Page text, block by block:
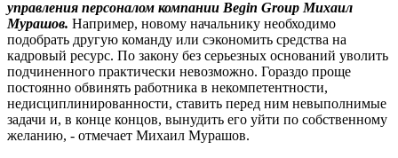
управления персоналом компании Begin Group Михаил
Мурашов. Например, новому начальнику необходимо
подобрать другую команду или сэкономить средства на
кадровый ресурс. По закону без серьезных оснований уволить
подчиненного практически невозможно. Гораздо проще
постоянно обвинять работника в некомпетентности,
недисциплинированности, ставить перед ним невыполнимые
задачи и, в конце концов, вынудить его уйти по собственному
желанию, - отмечает Михаил Мурашов.